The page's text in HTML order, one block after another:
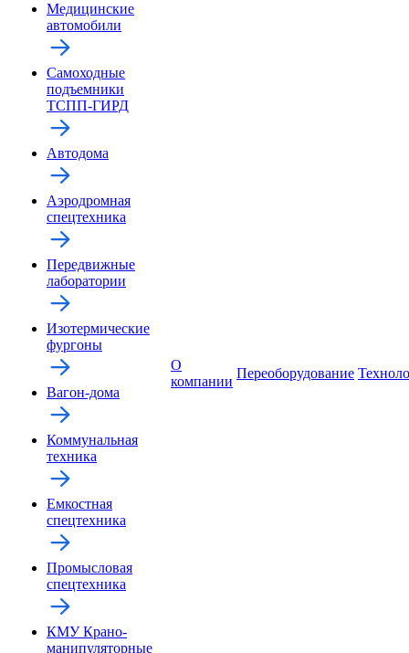
Медицинские
автомобили
Самоходные
подъемники
ТСПП-ГИРД
Автодома
Аэродромная
спецтехника
Передвижные
лаборатории
Изотермические
фургоны
Вагон-дома
Коммунальная
техника
Емкостная
спецтехника
Промысловая
спецтехника
КМУ Крано-
манипуляторные
О
компании
Переоборудование